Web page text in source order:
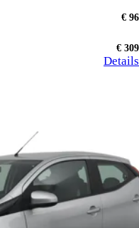
€ 96
€ 309
Details